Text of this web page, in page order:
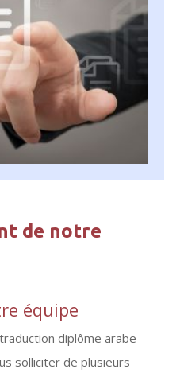
de notre
équipe
diplôme arabe
solliciter de plusieurs